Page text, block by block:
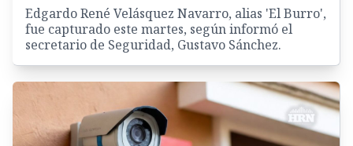
Edgardo René Velásquez Navarro, alias 'El Burro',
fue capturado este martes, según informó el
secretario de Seguridad, Gustavo Sánchez.